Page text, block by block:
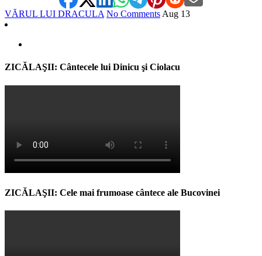
VĂRUL LUI DRACULA No Comments Aug 13
ZICĂLAŞII: Cântecele lui Dinicu şi Ciolacu
ZICĂLAŞII: Cele mai frumoase cântece ale Bucovinei